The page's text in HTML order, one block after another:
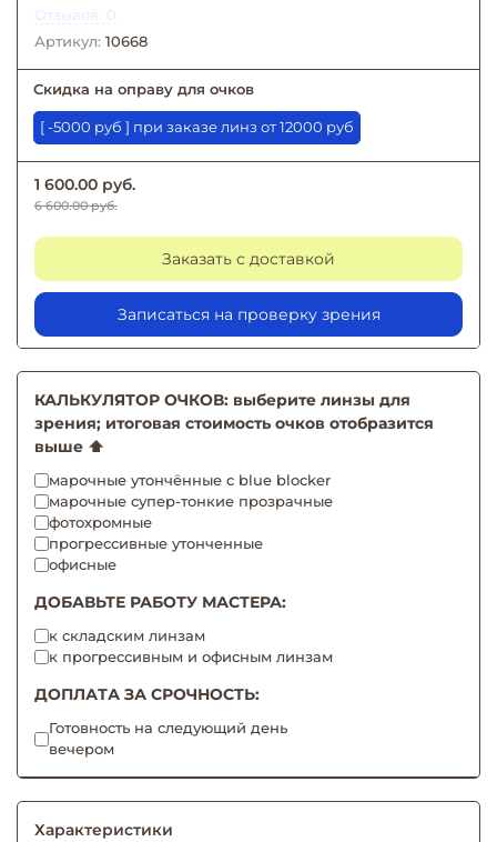
Отзывов: 0
Артикул: 10668
Скидка на оправу для очков
[ -5000 руб ] при заказе линз от 12000 руб
1 600.00 руб.
6 600.00 руб.
Заказать с доставкой
Записаться на проверку зрения
КАЛЬКУЛЯТОР ОЧКОВ: выберите линзы для
зрения; итоговая стоимость очков отобразится
выше ⬆️
марочные утончённые с blue blocker
марочные супер-тонкие прозрачные
фотохромные
прогрессивные утонченные
офисные
ДОБАВЬТЕ РАБОТУ МАСТЕРА:
к складским линзам
к прогрессивным и офисным линзам
ДОПЛАТА ЗА СРОЧНОСТЬ:
Готовность на следующий день
вечером
Характеристики